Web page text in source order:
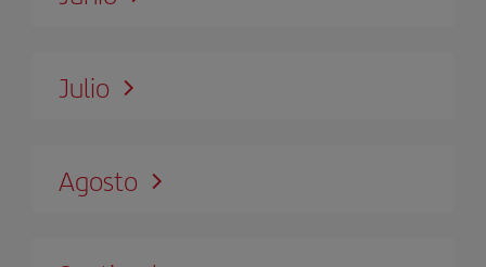
Julio
Agosto